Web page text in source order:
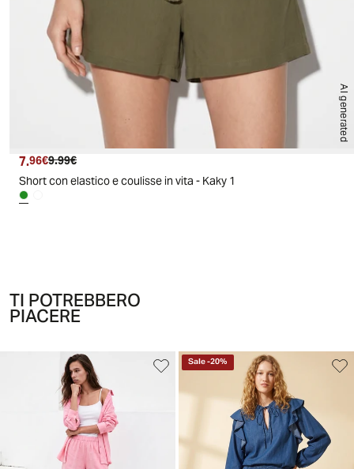
AI generated
Prezzo attuale
7.96€ Prezzo originale
9.99€
Short con elastico e coulisse in vita - Kaky 1
TI POTREBBERO
PIACERE
Sale-20%